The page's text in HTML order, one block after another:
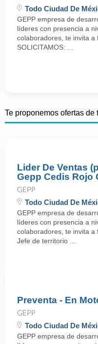
Todo Ciudad De
GEPP empresa de
líderes con presencia a
colaboradores, te invita
SOLICITAMOS: ...
Te proponemos ofertas de
Lider De Ventas
Gepp Cedis Rojo
GEPP
Todo Ciudad De
GEPP empresa de
líderes con presencia a
colaboradores, te invita a
Jefe de territorio ...
Preventa - En
GEPP
Todo Ciudad De
GEPP empresa de